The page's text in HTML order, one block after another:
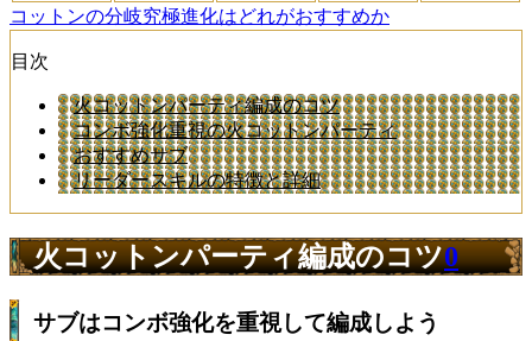
コットンの分岐究極進化はどれがおすすめか
目次
火コットンパーティ編成のコツ
コンボ強化重視の火コットンパーティ
おすすめサブ
リーダースキルの特徴と詳細
火コットンパーティ編成のコツ0
サブはコンボ強化を重視して編成しよう